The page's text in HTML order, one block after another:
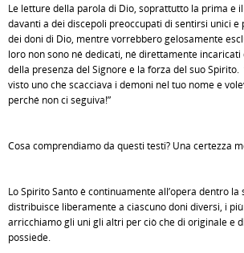
Le letture della parola di Dio, soprattutto la prima e
davanti a dei discepoli preoccupati di sentirsi unici
dei doni di Dio, mentre vorrebbero gelosamente
loro non sono né dedicati, né direttamente
della presenza del Signore e la forza del suo
visto uno che scacciava i demoni nel tuo nome e
perché non ci seguiva!”
Cosa comprendiamo da questi testi? Una certezza
Lo Spirito Santo è continuamente all’opera dentro
distribuisce liberamente a ciascuno doni diversi, i
arricchiamo gli uni gli altri per ciò che di originale e
possiede.